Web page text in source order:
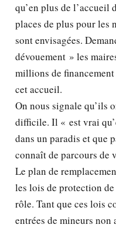
qu’en plus de l’accueil
places de plus pour les
sont envisagées.
dévouement » les
millions de
cet accueil.
On nous signale qu’ils
difficile. Il « est vrai
dans un paradis et que
connaît de parcours de
Le plan de
les lois de protection
rôle. Tant que ces lois
entrées de mineurs